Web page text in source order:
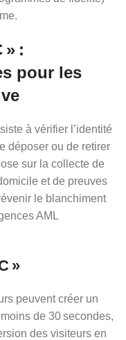
» :
pour les
à vérifier l’identité
déposer ou de retirer
sur la collecte de
et de preuves
le blanchiment
AML
»
peuvent créer un
de 30 secondes,
des visiteurs en